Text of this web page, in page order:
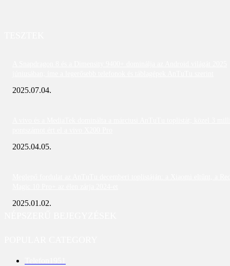
2025.07.04.
2025.04.05.
2025.01.02.